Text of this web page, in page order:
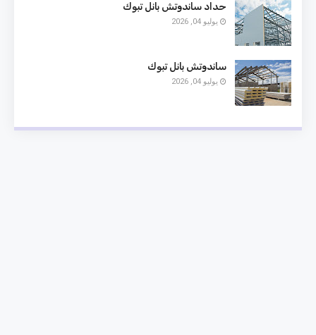
حداد ساندوتش بانل تبوك
يوليو 04, 2026
ساندوتش بانل تبوك
يوليو 04, 2026